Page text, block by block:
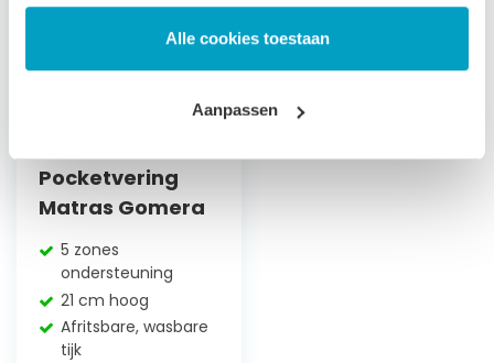
Alle cookies toestaan
Aanpassen
Pocketvering
Matras Gomera
5 zones
ondersteuning
21 cm hoog
Afritsbare, wasbare
tijk